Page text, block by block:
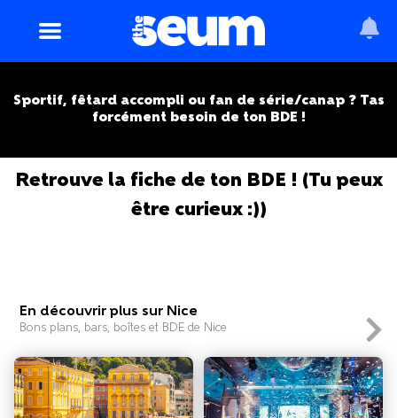
Sportif, fêtard accompli ou fan de série/canap ? Tas
forcément besoin de ton BDE !
Retrouve la fiche de ton BDE ! (Tu peux
être curieux :))
En découvrir plus sur Nice
Bons plans, bars, boîtes et BDE de Nice